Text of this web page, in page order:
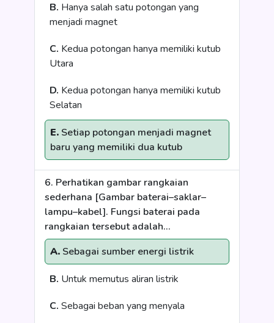
B. Hanya salah satu potongan yang
menjadi magnet
C. Kedua potongan hanya memiliki kutub
Utara
D. Kedua potongan hanya memiliki kutub
Selatan
E. Setiap potongan menjadi magnet
baru yang memiliki dua kutub
6. Perhatikan gambar rangkaian
sederhana [Gambar baterai–saklar–
lampu–kabel]. Fungsi baterai pada
rangkaian tersebut adalah...
A. Sebagai sumber energi listrik
B. Untuk memutus aliran listrik
C. Sebagai beban yang menyala